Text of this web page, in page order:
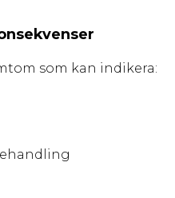
som kan indikera: